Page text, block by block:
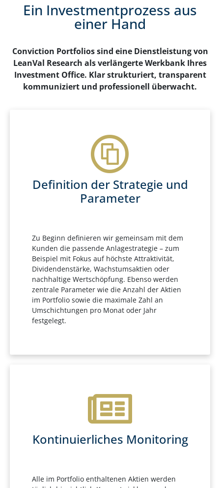
Ein Investmentprozess aus
einer Hand
Conviction Portfolios sind eine Dienstleistung von
LeanVal Research als verlängerte Werkbank Ihres
Investment Office. Klar strukturiert, transparent
kommuniziert und professionell überwacht.
Definition der Strategie und
Parameter
Zu Beginn definieren wir gemeinsam mit dem
Kunden die passende Anlagestrategie – zum
Beispiel mit Fokus auf höchste Attraktivität,
Dividendenstärke, Wachstumsaktien oder
nachhaltige Wertschöpfung. Ebenso werden
zentrale Parameter wie die Anzahl der Aktien
im Portfolio sowie die maximale Zahl an
Umschichtungen pro Monat oder Jahr
festgelegt.
Kontinuierliches Monitoring
Alle im Portfolio enthaltenen Aktien werden